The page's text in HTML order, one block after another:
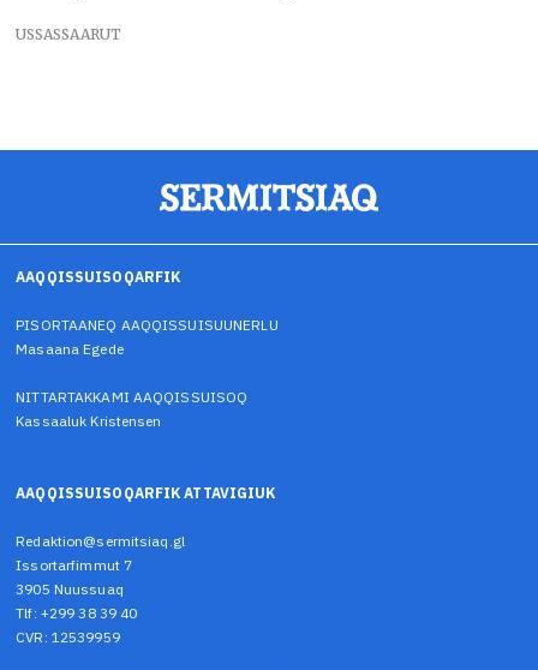
USSASSAARUT
AAQQISSUISOQARFIK
PISORTAANEQ AAQQISSUISUUNERLU
Masaana Egede
NITTARTAKKAMI AAQQISSUISOQ
Kassaaluk Kristensen
AAQQISSUISOQARFIK ATTAVIGIUK
Redaktion@sermitsiaq.gl
Issortarfimmut 7
3905 Nuussuaq
Tlf: +299 38 39 40
CVR: 12539959